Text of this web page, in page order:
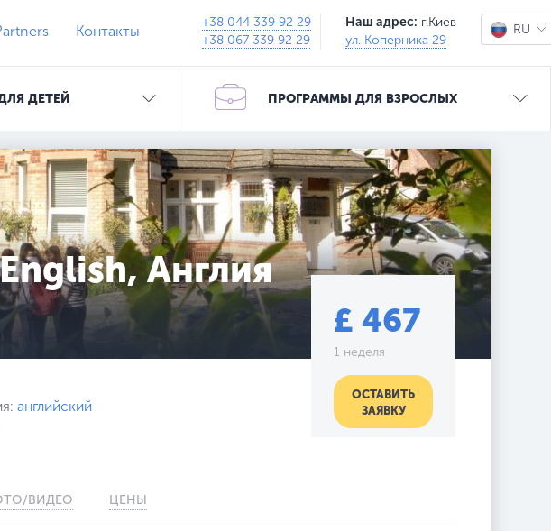
Контакты
+38 044 339 92 29
+38 067 339 92 29
Наш адрес: г.Киев
ул. Коперника 29
RU
ДЕТЕЙ ПРОГРАММЫ ДЛЯ ВЗРОСЛЫХ
Англия
английский
£ 467
1 неделя
ОСТАВИТЬ
ЗАЯВКУ
ВИДЕО ЦЕНЫ